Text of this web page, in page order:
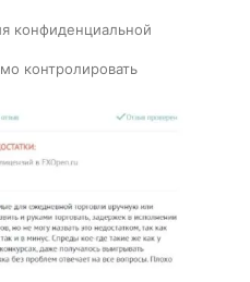
конфиденциальной
контролировать